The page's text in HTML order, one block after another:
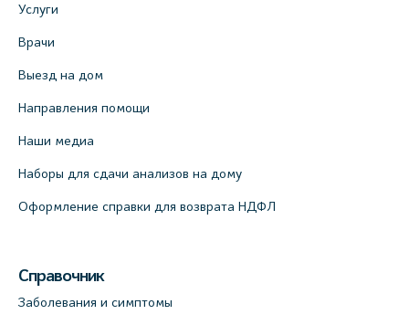
Услуги
Врачи
Выезд на дом
Направления помощи
Наши медиа
Наборы для сдачи анализов на дому
Оформление справки для возврата НДФЛ
Справочник
Заболевания и симптомы